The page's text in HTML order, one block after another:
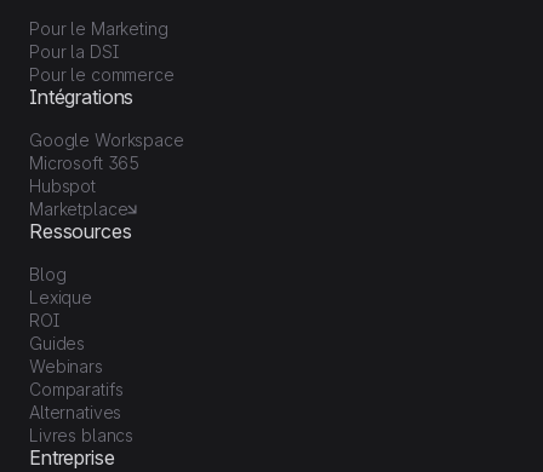
Pour le Marketing
Pour la DSI
Pour le commerce
Intégrations
Google Workspace
Microsoft 365
Hubspot
Marketplace
Ressources
Blog
Lexique
ROI
Guides
Webinars
Comparatifs
Alternatives
Livres blancs
Entreprise